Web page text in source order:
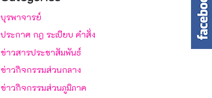
บุรพาจารย์
ประกาศ กฎ ระเบียบ คำสั่ง
ข่าวสารประชาสัมพันธ์
ข่าวกิจกรรมส่วนกลาง
ข่าวกิจกรรมส่วนภูมิภาค